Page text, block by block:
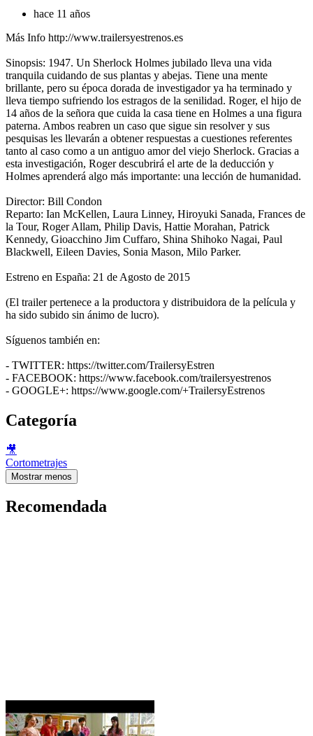
hace 11 años
Más Info http://www.trailersyestrenos.es
Sinopsis: 1947. Un Sherlock Holmes jubilado lleva una vida
tranquila cuidando de sus plantas y abejas. Tiene una mente
brillante, pero su época dorada de investigador ya ha terminado y
lleva tiempo sufriendo los estragos de la senilidad. Roger, el hijo de
14 años de la señora que cuida la casa tiene en Holmes a una figura
paterna. Ambos reabren un caso que sigue sin resolver y sus
pesquisas les llevarán a obtener respuestas a cuestiones referentes
tanto al caso como a un antiguo amor del viejo Sherlock. Gracias a
esta investigación, Roger descubrirá el arte de la deducción y
Holmes aprenderá algo más importante: una lección de humanidad.
Director: Bill Condon
Reparto: Ian McKellen, Laura Linney, Hiroyuki Sanada, Frances de
la Tour, Roger Allam, Philip Davis, Hattie Morahan, Patrick
Kennedy, Gioacchino Jim Cuffaro, Shina Shihoko Nagai, Paul
Blackwell, Eileen Davies, Sonia Mason, Milo Parker.
Estreno en España: 21 de Agosto de 2015
(El trailer pertenece a la productora y distribuidora de la película y
ha sido subido sin ánimo de lucro).
Síguenos también en:
- TWITTER: https://twitter.com/TrailersyEstren
- FACEBOOK: https://www.facebook.com/trailersyestrenos
- GOOGLE+: https://www.google.com/+TrailersyEstrenos
Categoría
🎥
Cortometrajes
Mostrar menos
Recomendada